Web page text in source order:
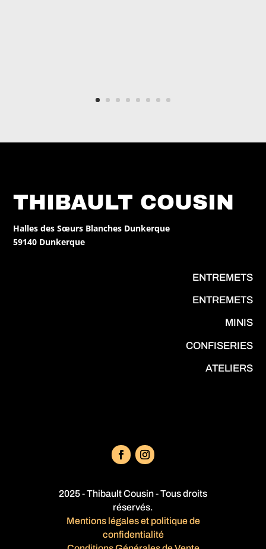
THIBAULT COUSIN
Halles des Sœurs Blanches Dunkerque
59140 Dunkerque
ENTREMETS
ENTREMETS
MINIS
CONFISERIES
ATELIERS
2025 - Thibault Cousin - Tous droits
réservés.
Mentions légales et politique de
confidentialité